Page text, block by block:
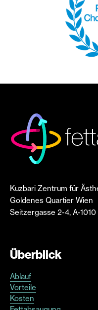
Kuzbari Zentrum für
Goldenes Quartier Wien
Seitzergasse 2-4, A-1010
Überblick
Ablauf
Vorteile
Kosten